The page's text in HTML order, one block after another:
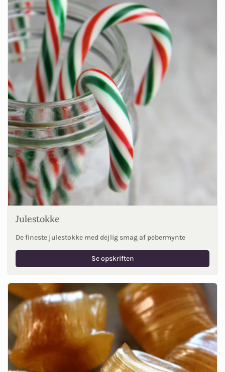
Julestokke
De fineste julestokke med dejlig smag af pebermynte
Se opskriften